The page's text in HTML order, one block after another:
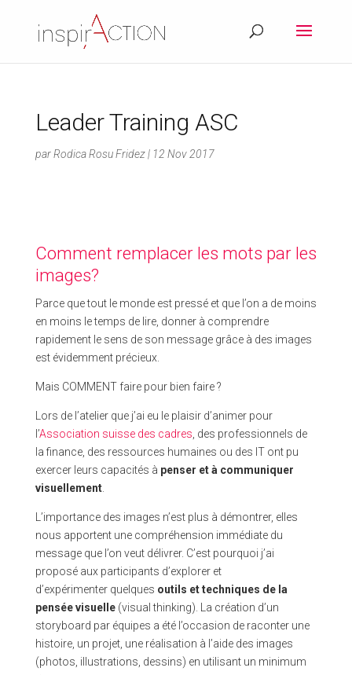
Leader Training ASC
parRodica Rosu Fridez| 12 Nov 2017
Comment remplacer les mots par les
images?
Parce que tout le monde est pressé et que l’on a de moins
en moins le temps de lire, donner à comprendre
rapidement le sens de son message grâce à des images
est évidemment précieux.
Mais COMMENT faire pour bien faire ?
Lors de l’atelier que j’ai eu le plaisir d’animer pour
l’Association suisse des cadres , des professionnels de
la finance, des ressources humaines ou des IT ont pu
exercer leurs capacités à penser et à communiquer
visuellement.
L’importance des images n’est plus à démontrer, elles
nous apportent une compréhension immédiate du
message que l’on veut délivrer. C’est pourquoi j’ai
proposé aux participants d’explorer et
d’expérimenter quelques outils et techniques de la
pensée visuelle(visual thinking). La création d’un
storyboard par équipes a été l’occasion de raconter une
histoire, un projet, une réalisation à l’aide des images
(photos, illustrations, dessins) en utilisant un minimum